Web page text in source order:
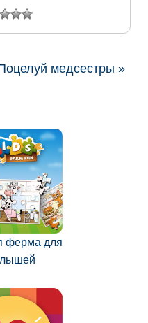
медсестры »
ферма для